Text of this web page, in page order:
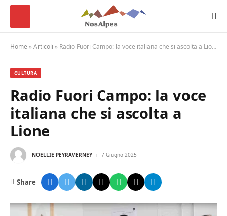
Home »Articoli » Radio Fuori Campo: la voce italiana che si ascolta a Lione
CULTURA
Radio Fuori Campo: la voce
italiana che si ascolta a
Lione
NOELLIE PEYRAVERNEY 7 Giugno 2025
Share